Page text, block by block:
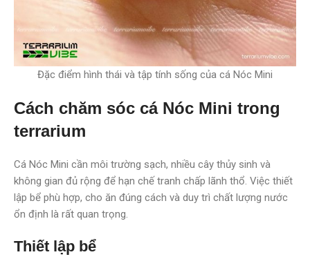
Đặc điểm hình thái và tập tính sống của cá Nóc Mini
Cách chăm sóc cá Nóc Mini trong
terrarium
Cá Nóc Mini cần môi trường sạch, nhiều cây thủy sinh và
không gian đủ rộng để hạn chế tranh chấp lãnh thổ. Việc thiết
lập bể phù hợp, cho ăn đúng cách và duy trì chất lượng nước
ổn định là rất quan trọng.
Thiết lập bể